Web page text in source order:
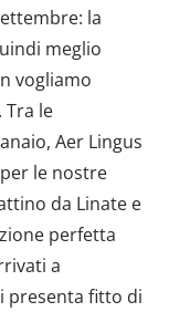
la
meglio
vogliamo
le
Aer Lingus
le nostre
da Linate e
perfetta
a
presenta fitto di